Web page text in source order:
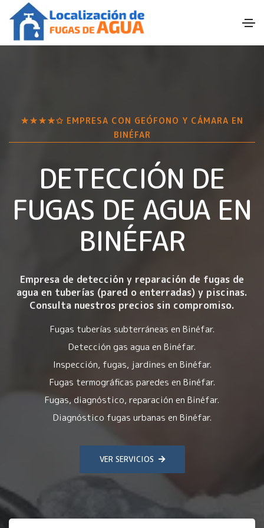
★★★★✩ EMPRESA CON GEÓFONO Y CÁMARA EN
BINÉFAR
DETECCIÓN DE
FUGAS DE AGUA EN
BINÉFAR
Empresa de detección y reparación de fugas de
agua en tuberías (pared o enterradas) y piscinas.
Consulta nuestros precios sin compromiso.
Fugas tuberías subterráneas en Binéfar.
Detección gas agua en Binéfar.
Inspección, fugas, jardines en Binéfar.
Fugas termográficas paredes en Binéfar.
Fugas, diagnóstico, reparación en Binéfar.
Diagnóstico fugas urbanas en Binéfar.
VER SERVICIOS